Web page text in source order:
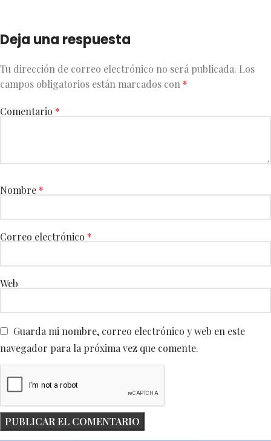
Deja una respuesta
Tu dirección de correo electrónico no será publicada. Los
campos obligatorios están marcados con *
Comentario *
Nombre *
Correo electrónico *
Web
Guarda mi nombre, correo electrónico y web en este
navegador para la próxima vez que comente.